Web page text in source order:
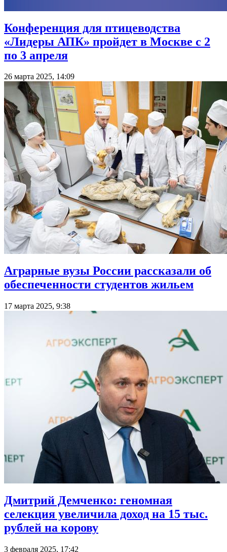
Конференция для птицеводства
«Лидеры АПК» пройдет в Москве с 2
по 3 апреля
26 марта 2025, 14:09
Аграрные вузы России рассказали об
обеспеченности студентов жильем
17 марта 2025, 9:38
Дмитрий Демченко: геномная
селекция увеличила доход на 15 тыс.
рублей на корову
3 февраля 2025, 17:42